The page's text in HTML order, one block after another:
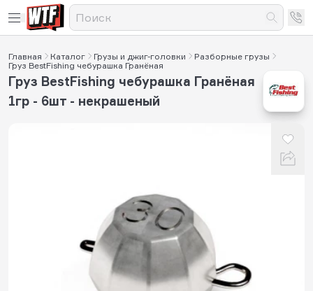
Главная Каталог Грузы и джиг-головки
Разборные грузы
Груз BestFishing чебурашка Гранёная
Груз BestFishing чебурашка Гранёная
1гр - 6шт - некрашеный